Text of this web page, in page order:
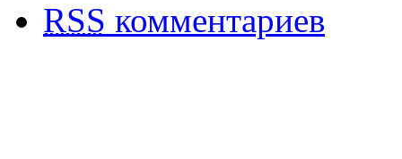
RSS комментариев